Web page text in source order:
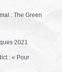
: The Green
2021
: « Pour